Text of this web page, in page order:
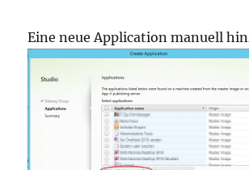
Eine neue Application manuell